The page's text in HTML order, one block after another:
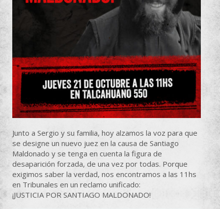
Junto a Sergio y su familia, hoy alzamos la voz para que
se designe un nuevo juez en la causa de Santiago
Maldonado y se tenga en cuenta la figura de
desaparición forzada, de una vez por todas. Porque
exigimos saber la verdad, nos encontramos a las 11hs
en Tribunales en un reclamo unificado:
¡JUSTICIA POR SANTIAGO MALDONADO!